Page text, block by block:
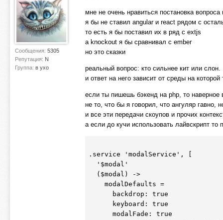
Сообщения: 5305
Репутация: N
Группа: в ухо
мне не очень нравиться постановка вопроса
я бы не ставил angular и react рядом с
то есть я бы поставил их в ряд с extjs
a knockout я бы сравнивал с ember
но это сказки
реальный вопрос: кто сильнее кит или слон.
и ответ на него зависит от среды на
если ты пишешь бэкенд на php, то наверное
не то, что бы я говорил, что ангуляр гавно,
и все эти передачи скоупов и прочих
а если до кучи использовать лайвскрипт то
.service 'modalService', [